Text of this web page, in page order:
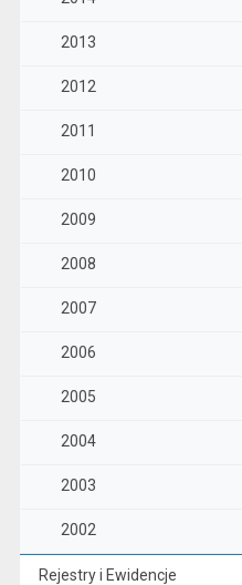
2013
2012
2011
2010
2009
2008
2007
2006
2005
2004
2003
2002
Rejestry i Ewidencje